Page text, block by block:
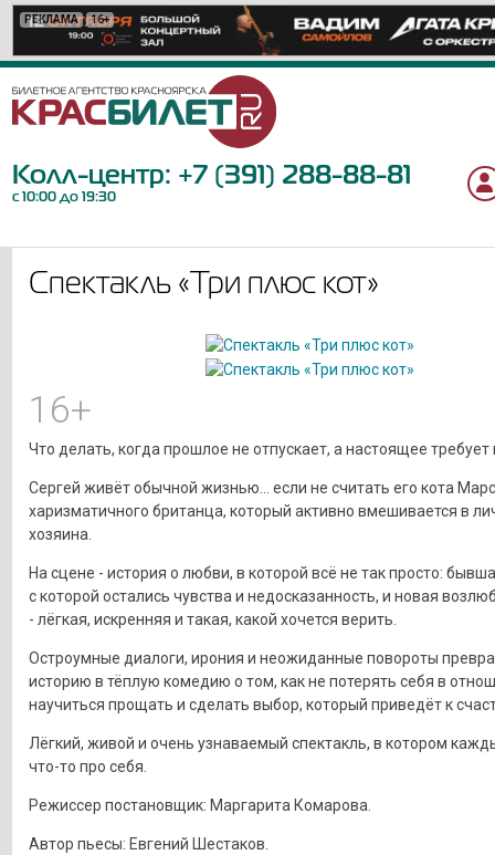
РЕКЛАМА 16+
РЕКЛАМА 12+
РЕКЛАМА 0+
РЕКЛАМА 6+
РЕКЛАМА 18+
РЕКЛАМА 6+
РЕКЛАМА 12+
РЕКЛАМА 6+
РЕКЛАМА 12+
РЕКЛАМА 12+
РЕКЛАМА 12+
РЕКЛАМА 18+
РЕКЛАМА 6+
РЕКЛАМА 12+
РЕКЛАМА 16+
РЕКЛАМА 6+
РЕКЛАМА 6+
РЕКЛАМА 12+
РЕКЛАМА 12+
РЕКЛАМА 12+
Колл-центр: +7 (391) 288-88-81
с 10:00 до 19:30
Спектакль «Три плюс кот»
16+
Что делать, когда прошлое не отпускает, а настоящее
Сергей живёт обычной жизнью… если не считать его кота
харизматичного британца, который активно вмешивается в
хозяина.
На сцене - история о любви, в которой всё не так просто:
с которой остались чувства и недосказанность, и новая
- лёгкая, искренняя и такая, какой хочется верить.
Остроумные диалоги, ирония и неожиданные повороты
историю в тёплую комедию о том, как не потерять себя в
научиться прощать и сделать выбор, который приведёт к
Лёгкий, живой и очень узнаваемый спектакль, в котором
что-то про себя.
Режиссер постановщик: Маргарита Комарова.
Автор пьесы: Евгений Шестаков.